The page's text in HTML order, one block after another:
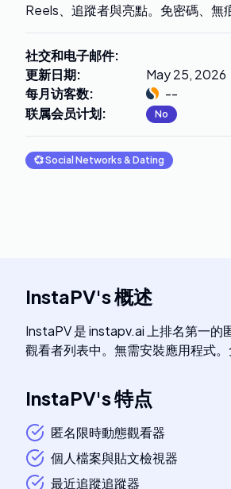
Reels、追蹤者與亮點。免密碼、無
社交和电子邮件:
更新日期:
May 25, 2026
每月访客数:
--
联属会员计划: No
💞Social Networks & Dating
InstaPV's概述
InstaPV 是 instapv.ai 上排名第一
觀看者列表中。無需安裝應用程式
InstaPV's特点
匿名限時動態觀看器
個人檔案與貼文檢視器
最近追蹤追蹤器